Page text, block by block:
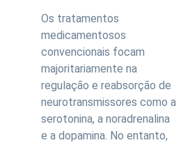
Os tratamentos
medicamentosos
convencionais focam
majoritariamente na
regulação e reabsorção de
neurotransmissores como a
serotonina, a noradrenalina
e a dopamina. No entanto,